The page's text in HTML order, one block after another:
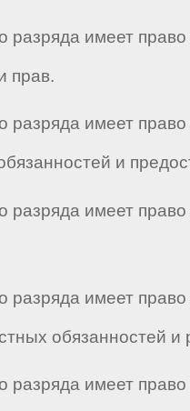
имеет
прав.
имеет
и
имеет
разряда имеет
обязанностей и
разряда имеет